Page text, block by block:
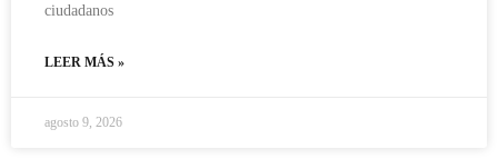
ciudadanos
LEER MÁS »
agosto 9, 2026